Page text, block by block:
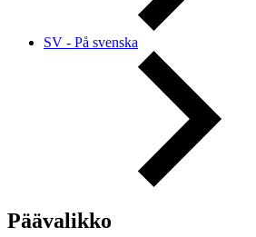
SV - På svenska
Päävalikko